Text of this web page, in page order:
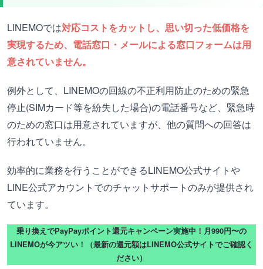
LINEMOでは対応コストをカットし、思い切った低価格を
実現するため、電話窓口・メールによる窓口フォームは用
意されていません。
例外として、LINEMOの回線の不正利用防止のための緊急
停止(SIMカード等を紛失した場合)の電話番号など、緊急時
のための窓口は用意されていますが、他の質問への回答は
行われていません。
効率的に業務を行うことができるLINEMO公式サイトや
LINE公式アカウントでのチャットサポートのみが提供され
ています。
乗り換えでPayPayポイント還元キャンペーン実施中！月990円〜の
LINEMOが今アツい！（最新の還元額はLINEMO公式サイトでご確認く
ださい）